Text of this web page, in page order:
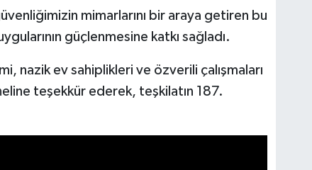
mimarlarını bir araya getiren bu
güçlenmesine katkı sağladı.
nazik ev sahiplikleri ve özverili çalışmaları
teşekkür ederek, teşkilatın 187.